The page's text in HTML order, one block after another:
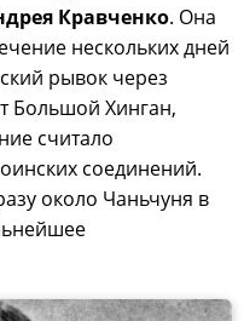
Кравченко. Она
нескольких дней
рывок через
Большой Хинган,
считало
соединений.
около Чаньчуня в